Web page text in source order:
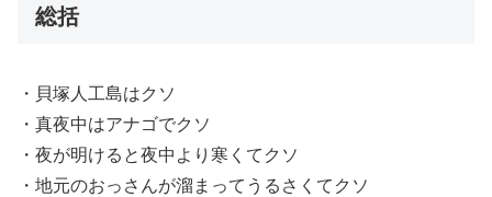
総括
・貝塚人工島はクソ
・真夜中はアナゴでクソ
・夜が明けると夜中より寒くてクソ
・地元のおっさんが溜まってうるさくてクソ